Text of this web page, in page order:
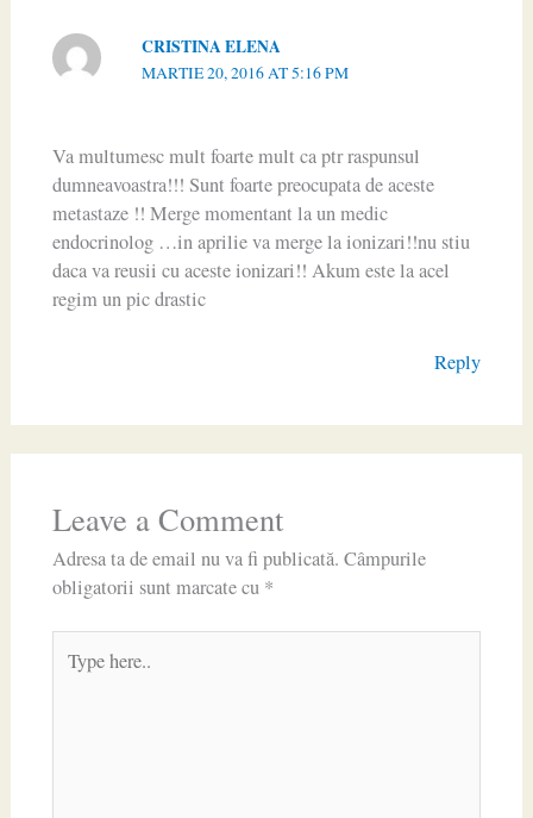
CRISTINA ELENA
MARTIE 20, 2016 AT 5:16 PM
Va multumesc mult foarte mult ca ptr raspunsul
dumneavoastra!!! Sunt foarte preocupata de aceste
metastaze !! Merge momentant la un medic
endocrinolog …in aprilie va merge la ionizari!!nu stiu
daca va reusii cu aceste ionizari!! Akum este la acel
regim un pic drastic
Reply
Leave a Comment
Adresa ta de email nu va fi publicată. Câmpurile
obligatorii sunt marcate cu *
here..